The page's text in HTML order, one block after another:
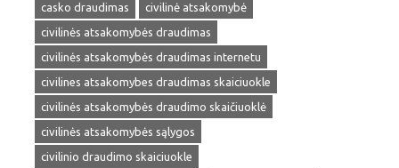
casko draudimas
civilinė atsakomybė
civilinės atsakomybės draudimas
civilinės atsakomybės draudimas internetu
civilines atsakomybes draudimas skaiciuokle
civilinės atsakomybės draudimo skaičiuoklė
civilinės atsakomybės sąlygos
civilinio draudimo skaiciuokle